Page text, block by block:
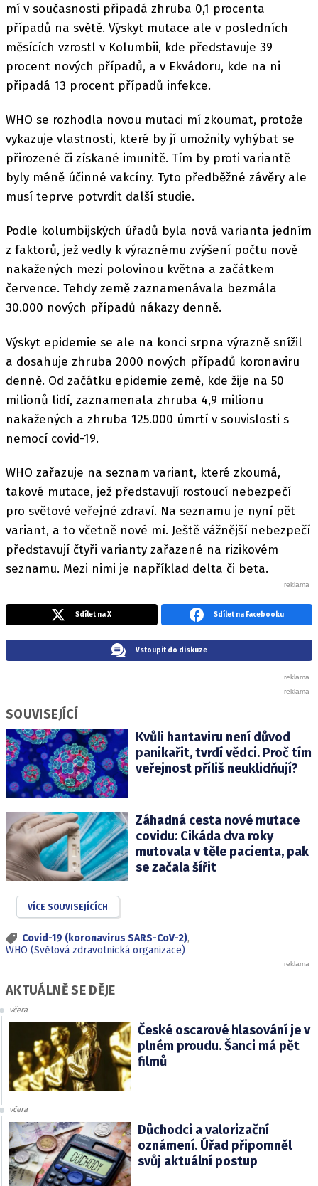
mí v současnosti připadá zhruba 0,1 procenta
případů na světě. Výskyt mutace ale v posledních
měsících vzrostl v Kolumbii, kde představuje 39
procent nových případů, a v Ekvádoru, kde na ni
připadá 13 procent případů infekce.
WHO se rozhodla novou mutaci mí zkoumat, protože
vykazuje vlastnosti, které by jí umožnily vyhýbat se
přirozené či získané imunitě. Tím by proti variantě
byly méně účinné vakcíny. Tyto předběžné závěry ale
musí teprve potvrdit další studie.
Podle kolumbijských úřadů byla nová varianta jedním
z faktorů, jež vedly k výraznému zvýšení počtu nově
nakažených mezi polovinou května a začátkem
července. Tehdy země zaznamenávala bezmála
30.000 nových případů nákazy denně.
Výskyt epidemie se ale na konci srpna výrazně snížil
a dosahuje zhruba 2000 nových případů koronaviru
denně. Od začátku epidemie země, kde žije na 50
milionů lidí, zaznamenala zhruba 4,9 milionu
nakažených a zhruba 125.000 úmrtí v souvislosti s
nemocí covid-19.
WHO zařazuje na seznam variant, které zkoumá,
takové mutace, jež představují rostoucí nebezpečí
pro světové veřejné zdraví. Na seznamu je nyní pět
variant, a to včetně nové mí. Ještě vážnější nebezpečí
představují čtyři varianty zařazené na rizikovém
seznamu. Mezi nimi je například delta či beta.
Sdílet na X Sdílet na Facebooku
Vstoupit do diskuze
SOUVISEJÍCÍ
Kvůli hantaviru není důvod
panikařit, tvrdí vědci. Proč tím
veřejnost příliš neuklidňují?
Záhadná cesta nové mutace
covidu: Cikáda dva roky
mutovala v těle pacienta, pak
se začala šířit
VÍCE SOUVISEJÍCÍCH
Covid-19 (koronavirus SARS-CoV-2),
WHO (Světová zdravotnická organizace)
AKTUÁLNĚ SE DĚJE
včera
České oscarové hlasování je v
plném proudu. Šanci má pět
filmů
včera
Důchodci a valorizační
oznámení. Úřad připomněl
svůj aktuální postup